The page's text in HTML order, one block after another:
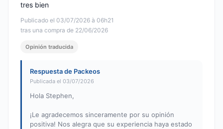
Publicado el 03/07/2026 à 06h21
tras una compra de 22/06/2026
tres bien
Opinión traducida
Respuesta de Packeos
Publicada el 03/07/2026
Hola Stephen,
¡Le agradecemos sinceramente por su opinión
positiva! Nos alegra que su experiencia haya estado